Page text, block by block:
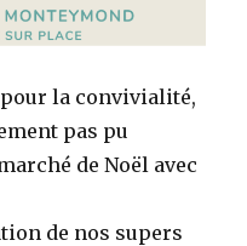
la convivialité,
pas pu
de Noël avec
de nos supers